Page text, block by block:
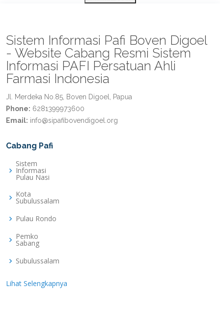
Sistem Informasi Pafi Boven Digoel
- Website Cabang Resmi Sistem
Informasi PAFI Persatuan Ahli
Farmasi Indonesia
Jl. Merdeka No.85, Boven Digoel, Papua
Phone: 6281399973600
Email: info@sipafibovendigoel.org
Cabang Pafi
Sistem
Informasi
Pulau Nasi
Kota
Subulussalam
Pulau Rondo
Pemko
Sabang
Subulussalam
Lihat Selengkapnya